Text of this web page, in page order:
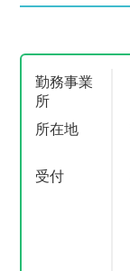
勤務事業
所
所在地
受付